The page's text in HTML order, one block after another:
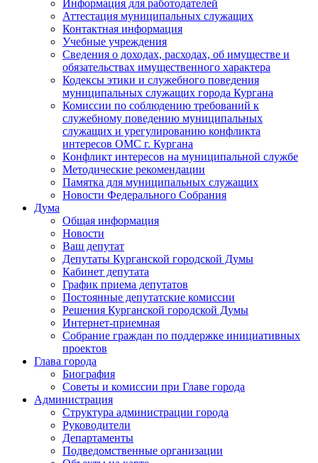
Информация для работодателей
Аттестация муниципальных служащих
Контактная информация
Учебные учреждения
Сведения о доходах, расходах, об имуществе и
обязательствах имущественного характера
Кодексы этики и служебного поведения
муниципальных служащих города Кургана
Комиссии по соблюдению требований к
служебному поведению муниципальных
служащих и урегулированию конфликта
интересов ОМС г. Кургана
Конфликт интересов на муниципальной службе
Методические рекомендации
Памятка для муниципальных служащих
Новости Федерального Cобрания
Дума
Общая информация
Новости
Ваш депутат
Депутаты Курганской городской Думы
Кабинет депутата
График приема депутатов
Постоянные депутатские комиссии
Решения Курганской городской Думы
Интернет-приемная
Собрание граждан по поддержке инициативных
проектов
Глава города
Биография
Советы и комиссии при Главе города
Администрация
Структура администрации города
Руководители
Департаменты
Подведомственные организации